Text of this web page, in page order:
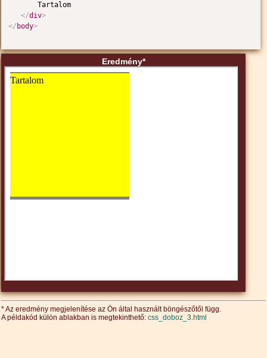
       Tartalom
</div>
</ body>
Eredmény*
* Az eredmény megjelenítése az Ön által használt böngészőtől függ.
A példakód külön ablakban is megtekinthető: css_doboz_3.html